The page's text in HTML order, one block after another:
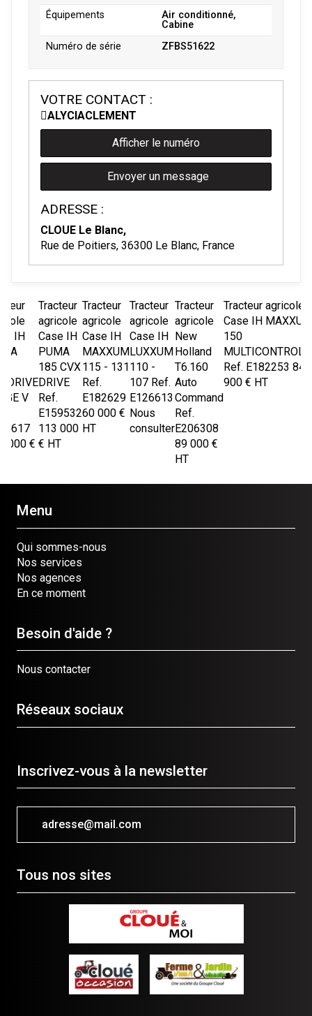
Équipements
Air conditionné,
Cabine
Numéro de série
ZFBS51622
VOTRE CONTACT :
ALYCIACLEMENT
Afficher le numéro
Envoyer un message
ADRESSE :
CLOUE Le Blanc,
Rue de Poitiers, 36300 Le Blanc, France
IH
V
000 €
Tracteur
agricole
Case IH
PUMA
185 CVX
DRIVE
Ref.
E159532
113 000
€ HT
Tracteur
agricole
Case IH
MAXXUM
115 - 131
Ref.
E182629
60 000 €
HT
Tracteur
agricole
Case IH
LUXXUM
110 -
107 Ref.
E126613
Nous
consulter
Tracteur
agricole
New
Holland
T6.160
Auto
Command
Ref.
E206308
89 000 €
HT
Tracteur agricole
Case IH MAXXUM
150
Ref. E182253 84
900 € HT
Menu
Qui sommes-nous
Nos services
Nos agences
En ce moment
Besoin d'aide ?
Nous contacter
Réseaux sociaux
Inscrivez-vous à la newsletter
adresse@mail.com
Tous nos sites